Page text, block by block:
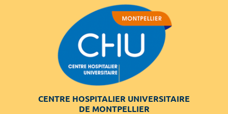
CENTRE HOSPITALIER UNIVERSITAIRE
DE MONTPELLIER